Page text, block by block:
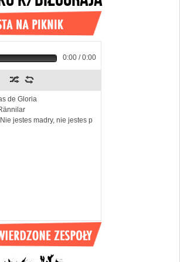
0:00 / 0:00
de Gloria
jestes madry, nie jestes piekny
z l